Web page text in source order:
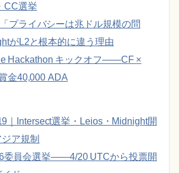
CC選挙
プライバシーは兆ドル規模の問
がL2と根本的に違う理由
Hackathon キックオフ——CF ×
金40,000 ADA
｜Intersect選挙・Leios・Midnight開
ア規制
委員会選挙——4/20 UTCから投票開